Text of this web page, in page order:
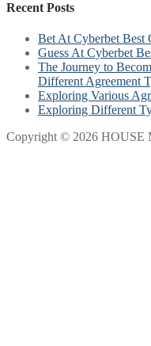
Recent Posts
Bet At Cyberbet Best
Guess At Cyberbet
The Journey to
Different Agreement
Exploring Various
Exploring Different
Copyright © 2026 HOUSE